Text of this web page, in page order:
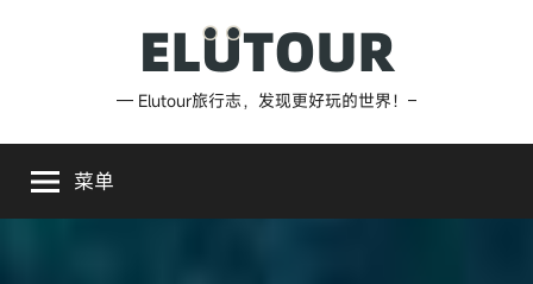
Elutour
旅
行
— Elutour旅行志，发现更好玩的世界！–
菜单